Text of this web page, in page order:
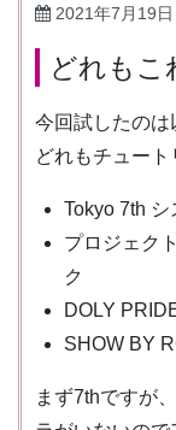
2021年7月19日
どれもこ
今回試したのは
どれもチュート
Tokyo 7th
プロジェク
ク
DOLY
SHOW BY
まず7thですが